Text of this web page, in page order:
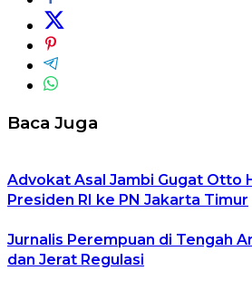
Baca Juga
Advokat Asal Jambi Gugat Otto
Presiden RI ke PN Jakarta Timur
Jurnalis Perempuan di Tengah
dan Jerat Regulasi